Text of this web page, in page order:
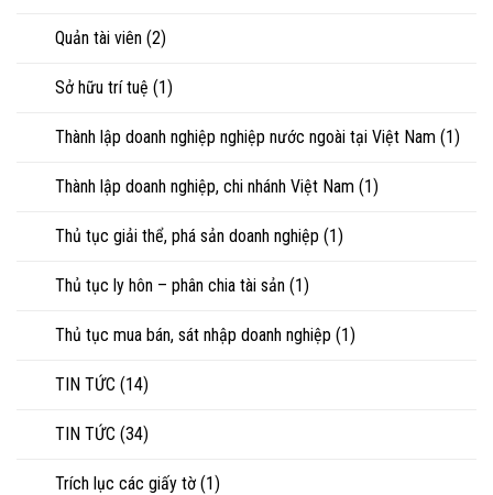
Quản tài viên (2)
Sở hữu trí tuệ (1)
Thành lập doanh nghiệp nghiệp nước ngoài tại Việt Nam (1)
Thành lập doanh nghiệp, chi nhánh Việt Nam (1)
Thủ tục giải thể, phá sản doanh nghiệp (1)
Thủ tục ly hôn – phân chia tài sản (1)
Thủ tục mua bán, sát nhập doanh nghiệp (1)
TIN TỨC (14)
TIN TỨC (34)
Trích lục các giấy tờ (1)